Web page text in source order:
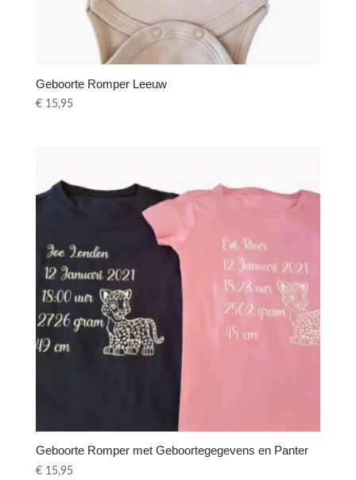
Geboorte Romper Leeuw
€15,95
Geboorte Romper met Geboortegegevens en Panter
€15,95